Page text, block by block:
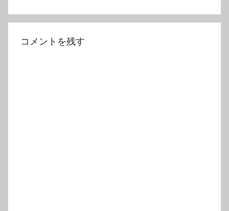
シ
コメントを残す